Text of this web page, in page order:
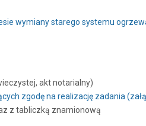
wymiany starego systemu
akt notarialny)
zgodę na realizację zadania
z tabliczką znamionową